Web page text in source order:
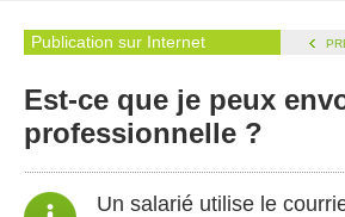
Publication sur Internet
Est-ce que je peux
professionnelle ?
Un salarié utilise le